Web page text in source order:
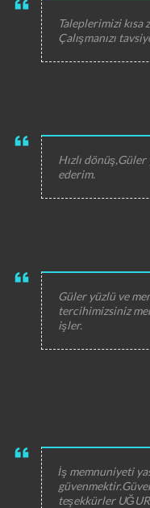
Taleplerimizi kısa
Çalışmanızı
Hızlı dönüş,Güler
ederim.
Güler yüzlü ve
tercihimizsiniz
işler.
İş memnuniyeti
teşekkürler